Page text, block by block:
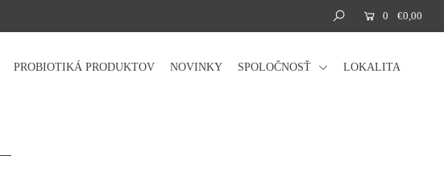
0 €0,00
PROBIOTIKÁ PRODUKTOV NOVINKY SPOLOČNOSŤ LOKALITA